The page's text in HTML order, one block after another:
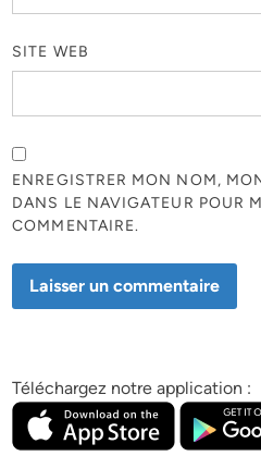
SITE WEB
ENREGISTRER MON NOM,
DANS LE NAVIGATEUR POUR
COMMENTAIRE.
Téléchargez notre application :